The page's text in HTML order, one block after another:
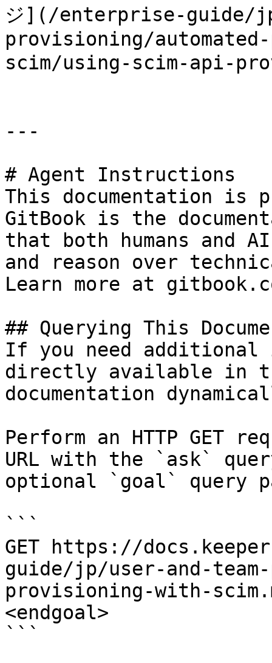
ジ](/enterprise-guide/
provisioning/
scim/using-scim-api-
---
# Agent Instructions
This documentation is
GitBook is the
that both humans and
and reason over
Learn more at
## Querying This
If you need
directly available in
documentation
Perform an HTTP GET
URL with the `ask`
optional `goal` query
```
GET https://
guide/jp/user-and-
provisioning-with-
<endgoal>
```